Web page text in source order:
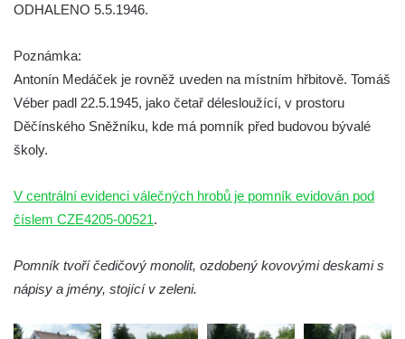
Podluží
židovském hřbitově v Mostě
Hrob Aloise Podrábského na hřbitově v
Pomník obětem 2. světové války v ulici 1.
máje v Lužci nad Vltavou
nad Vltavou
Hrob Vladislava Neumana v Hostíně u
ODHALENO 5.5.1946.
Poznámka:
Antonín Medáček je rovněž uveden na místním hřbitově. Tomáš
Véber padl 22.5.1945, jako četař délesloužící, v prostoru
Děčínského Sněžníku, kde má pomník před budovou bývalé
školy.
V centrální evidenci válečných hrobů je pomník evidován pod
číslem CZE4205-00521.
Pomník tvoří čedičový monolit, ozdobený kovovými deskami s
nápisy a jmény, stojící v zeleni.